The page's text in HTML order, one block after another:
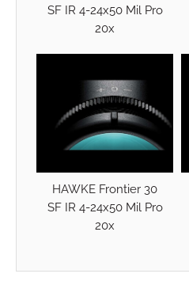
SF IR 4-24x50 Mil Pro
20x
HAWKE Frontier 30
SF IR 4-24x50 Mil Pro
20x